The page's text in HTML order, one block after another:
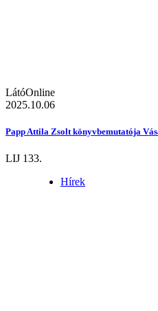
LátóOnline
2025.10.06
Papp Attila Zsolt könyvbemutatója
LIJ 133.
Hírek